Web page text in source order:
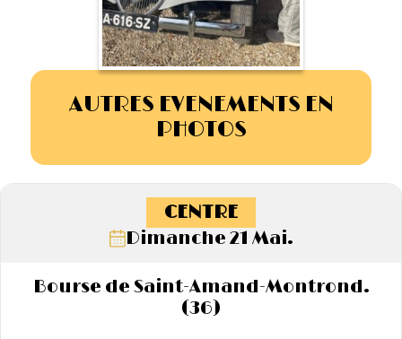
AUTRES EVENEMENTS EN
PHOTOS
CENTRE
Dimanche 21 Mai.
Bourse de Saint-Amand-Montrond.
(36)